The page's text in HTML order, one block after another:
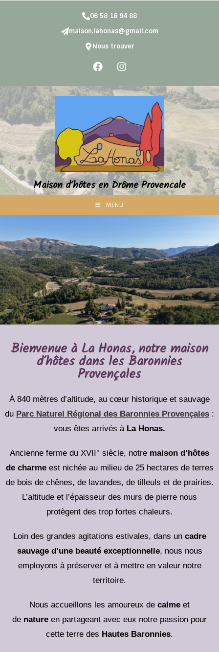
06 58 16 94 88
maison.lahonas@gmail.com
Nous trouver
Maison d'hôtes en Drôme Provencale
MENU
Bienvenue à La Honas, notre maison
d'hôtes dans les Baronnies
Provençales
À 840 mètres d’altitude, au cœur historique et sauvage
du Parc Naturel Régional des Baronnies Provençales :
vous êtes arrivés à La Honas.
Ancienne ferme du XVII° siècle, notre maison d’hôtes
de charmeest nichée au milieu de 25 hectares de terres
de bois de chênes, de lavandes, de tilleuls et de prairies.
L’altitude et l’épaisseur des murs de pierre nous
protègent des trop fortes chaleurs.
Loin des grandes agitations estivales, dans un cadre
sauvage d’une beauté exceptionnelle, nous nous
employons à préserver et à mettre en valeur notre
territoire.
Nous accueillons les amoureux de calme et
de nature en partageant avec eux notre passion pour
cette terre des Hautes Baronnies.